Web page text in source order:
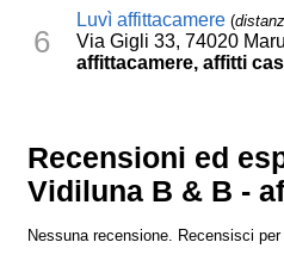
6
Luvì affittacamere (
Via Gigli 33, 74020
affittacamere, affitti
Recensioni ed
Vidiluna B & B -
Nessuna recensione. Recensisci per